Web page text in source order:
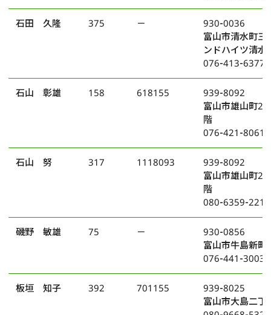
石田 久隆 375 －
930-0036
富山市清水町
ンドハイツ清水
076-413-6377
石山 彰雄 158 618155
939-8092
富山市雄山町2
階
076-421-8061
石山 努 317 1118093
939-8092
富山市雄山町2
階
080-6359-2213
磯野 敏雄 75 －
930-0856
富山市牛島新町
076-441-3003
板垣 知子 392 701155
939-8025
富山市大島二